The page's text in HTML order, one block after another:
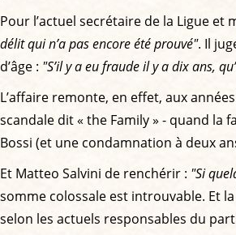
Pour l’actuel secrétaire de la Ligue et
délit qui n’a pas encore été prouvé". Il
d’âge : "S’il y a eu fraude il y a dix ans,
L’affaire remonte, en effet, aux
scandale dit « the Family » - quand
Bossi (et une condamnation à deux
Et Matteo Salvini de renchérir : "Si
somme colossale est introuvable. Et
selon les actuels responsables du